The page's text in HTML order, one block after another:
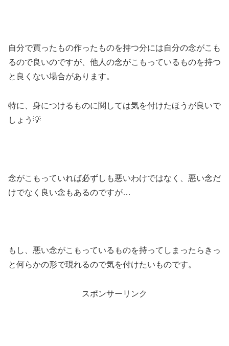
自分で買ったもの作ったものを持つ分には自分の念がこも
るので良いのですが、他人の念がこもっているものを持つ
と良くない場合があります。
特に、身につけるものに関しては気を付けたほうが良いで
しょう💡
念がこもっていれば必ずしも悪いわけではなく、悪い念だ
けでなく良い念もあるのですが…
もし、悪い念がこもっているものを持ってしまったらきっ
と何らかの形で現れるので気を付けたいものです。
スポンサーリンク